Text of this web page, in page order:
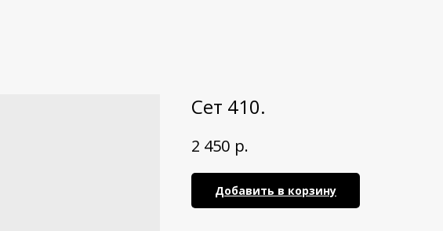
Сет 410.
2 450 р.
Добавить в корзину